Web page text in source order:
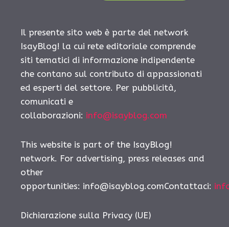
Il presente sito web è parte del network
IsayBlog! la cui rete editoriale comprende
siti tematici di informazione indipendente
che contano sul contributo di appassionati
ed esperti del settore. Per pubblicità,
comunicati e
collaborazioni: info@isayblog.com
This website is part of the IsayBlog!
network. For advertising, press releases and
other
opportunities: info@isayblog.comContattaci:
Dichiarazione sulla Privacy (UE)